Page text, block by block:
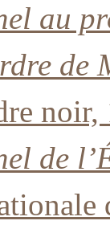
au
de
noir,
de